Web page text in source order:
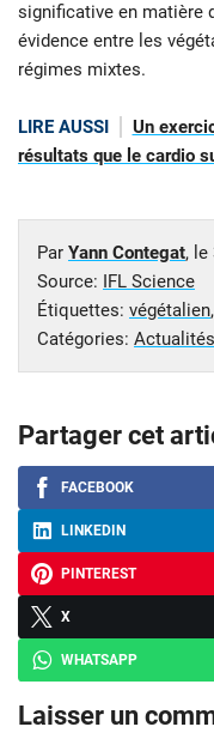
significative en matière
évidence entre les
régimes mixtes.
LIRE AUSSI
Un
résultats que le cardio
Par Yann Contegat, le
Source: IFL Science
Étiquettes: végétalien,
Catégories: Actualités
Partager cet
FACEBOOK
LINKEDIN
PINTEREST
X
WHATSAPP
Laisser un